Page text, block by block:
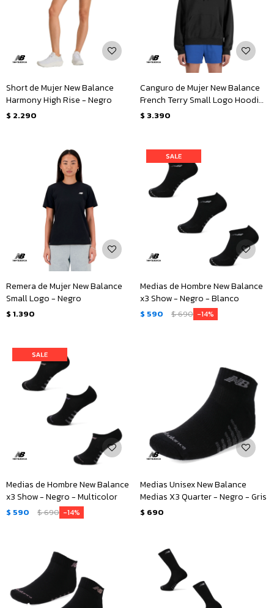
Short de Mujer New Balance
Harmony High Rise - Negro
$ 2.290
Canguro de Mujer New Balance
French Terry Small Logo Hoodie
- Negro
$ 3.390
Remera de Mujer New Balance
Small Logo - Negro
$ 1.390
Medias de Hombre New Balance
x3 Show - Negro - Blanco
$ 590 $690 14
Medias de Hombre New Balance
x3 Show - Negro - Multicolor
$ 590 $690 14
Medias Unisex New Balance
Medias X3 Quarter - Negro - Gris
$ 690